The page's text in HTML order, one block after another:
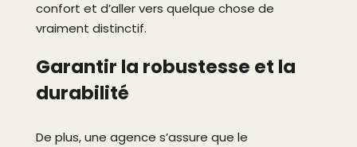
confort et d’aller vers quelque chose de
vraiment distinctif.
Garantir la robustesse et la
durabilité
De plus, une agence s’assure que le